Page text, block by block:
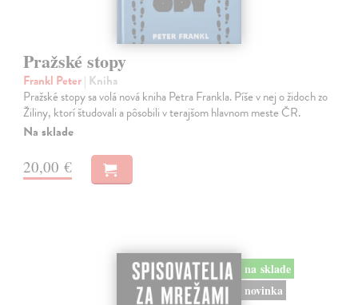
Pražské stopy
Frankl Peter| Kniha
Pražské stopy sa volá nová kniha Petra Frankla. Píše v nej o židoch zo
Žiliny, ktorí študovali a pôsobili v terajšom hlavnom meste ČR.
Na sklade
20,00 €
na sklade
novinka